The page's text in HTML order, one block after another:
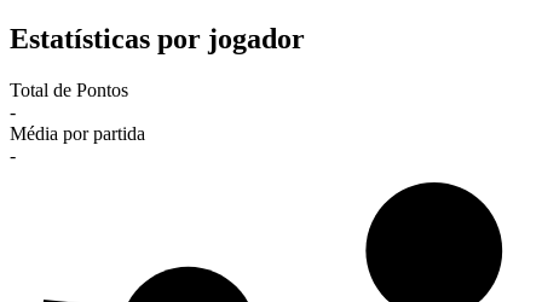
Estatísticas por jogador
Total de Pontos
-
Média por partida
-